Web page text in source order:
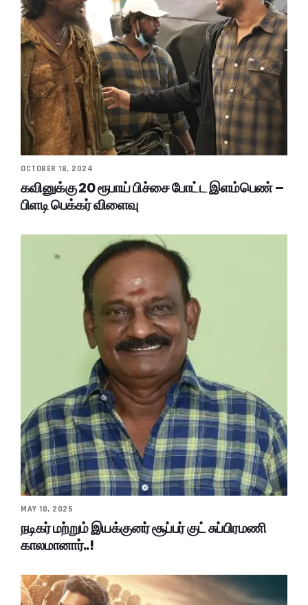
OCTOBER 18, 2024
கவினுக்கு 20 ரூபாய் பிச்சை போட்ட இளம்பெண் –
பிளடி பெக்கர் விளைவு
MAY 10, 2025
நடிகர் மற்றும் இயக்குனர் சூப்பர் குட் சுப்பிரமணி
காலமானார்..!